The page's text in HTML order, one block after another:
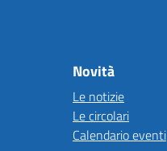
Novità
Le notizie
Le circolari
Calendario eventi